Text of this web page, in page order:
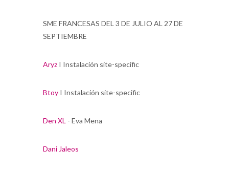
SME FRANCESAS DEL 3 DE JULIO AL 27 DE
SEPTIEMBRE
Aryz I Instalación site-specific
Btoy I Instalación site-specific
Den XL - Eva Mena
Dani Jaleos